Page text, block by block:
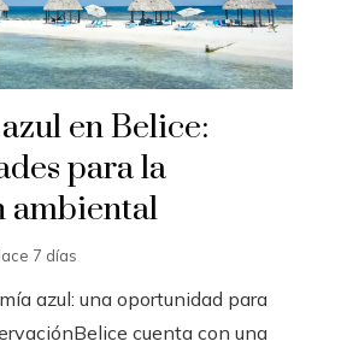
en Belice:
para la
ambiental
7 días
azul: una oportunidad para
cuenta con una